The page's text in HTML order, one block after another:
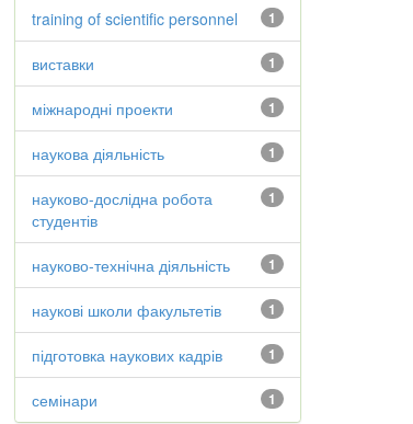
1
training of scientific personnel
1
виставки
1
міжнародні проекти
1
наукова діяльність
1
науково-дослідна робота
студентів
1
науково-технічна діяльність
1
наукові школи факультетів
1
підготовка наукових кадрів
1
семінари